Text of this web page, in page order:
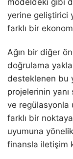
modeldeki gibi
yerine geliştirici
farklı bir
Ağın bir diğer
doğrulama
desteklenen bu
projelerinin
ve regülasyonla
farklı bir
uyumuna
finansla iletişim